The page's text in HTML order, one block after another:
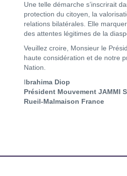
Une telle démarche s’inscrirait
protection du citoyen, la
relations bilatérales. Elle
des attentes légitimes de la
Veuillez croire, Monsieur le
haute considération et de notre
Nation.
Ibrahima Diop
Président Mouvement JAMMI
Rueil-Malmaison France